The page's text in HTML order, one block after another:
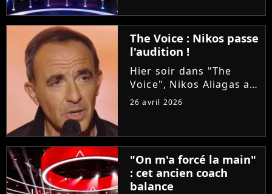
d'assister à deux
épreuves en une : les
Qualifications et les
Battles. On vous
explique tout !
The Voice : Nikos passe
l'audition !
Hier soir dans "The
Voice", Nikos Aliagas a
réservé une surprise de
d'un candidat. A-t-il
réussi à convaincre Lara
Fabian, Florent Pagny,...
26 avril 2026
"On m'a forcé la main"
: cet ancien coach
balance